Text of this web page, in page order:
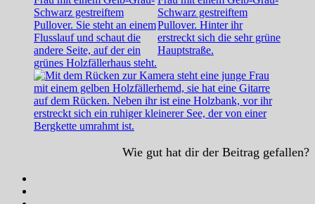
Wie gut hat dir der Beitrag gefallen?